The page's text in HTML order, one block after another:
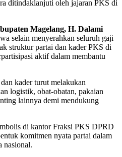
ditindaklanjuti oleh jajaran PKS di
Magelang, H. Dalami
selain menyerahkan seluruh gaji
struktur partai dan kader PKS di
aktif dalam membantu
kader turut melakukan
logistik, obat-obatan, pakaian
lainnya demi mendukung
di kantor Fraksi PKS DPRD
komitmen nyata partai dalam
nasional.